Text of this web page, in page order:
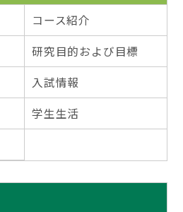
コース紹介
研究目的および目標
入試情報
学生生活